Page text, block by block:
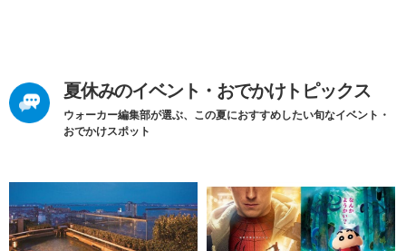
夏休みのイベント・おでかけトピックス
ウォーカー編集部が選ぶ、この夏におすすめしたい旬なイベント・
おでかけスポット